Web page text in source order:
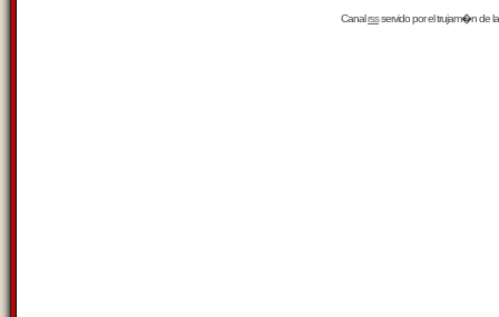
Canalrssservido por eltrujam�nde